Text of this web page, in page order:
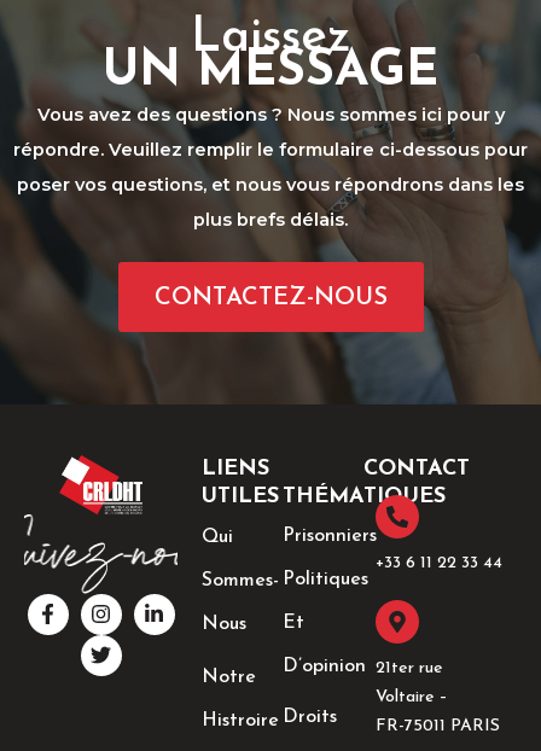
Laissez
UN MESSAGE
Vous avez des questions ? Nous sommes ici pour y
répondre. Veuillez remplir le formulaire ci-dessous pour
poser vos questions, et nous vous répondrons dans les
plus brefs délais.
CONTACTEZ-NOUS
F
a
c
I
n
s
t
a
L
i
n
T
w
i
t
t
LIENS
UTILES
Qui
Sommes-
Nous
Notre
Histroire
THÉMATIQUES
Prisonniers
Politiques
Et
D’opinion
Droits
CONTACT
+33 6 11 22 33 44​
21ter rue
Voltaire –
FR-75011 PARIS